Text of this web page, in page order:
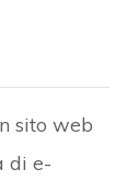
sito web
di e-